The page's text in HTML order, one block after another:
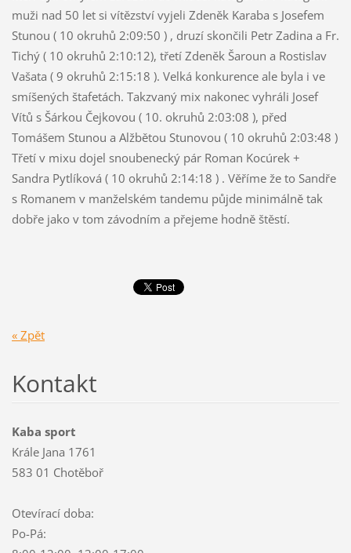
muži nad 50 let si vítězství vyjeli Zdeněk Karaba s Josefem
Stunou ( 10 okruhů 2:09:50 ) , druzí skončili Petr Zadina a Fr.
Tichý ( 10 okruhů 2:10:12), třetí Zdeněk Šaroun a Rostislav
Vašata ( 9 okruhů 2:15:18 ). Velká konkurence ale byla i ve
smíšených štafetách. Takzvaný mix nakonec vyhráli Josef
Vítů s Šárkou Čejkovou ( 10. okruhů 2:03:08 ), před
Tomášem Stunou a Alžbětou Stunovou ( 10 okruhů 2:03:48 )
Třetí v mixu dojel snoubenecký pár Roman Kocúrek +
Sandra Pytlíková ( 10 okruhů 2:14:18 ) . Věříme že to Sandře
s Romanem v manželském tandemu půjde minimálně tak
dobře jako v tom závodním a přejeme hodně štěstí.
« Zpět
Kontakt
Kaba sport
Krále Jana 1761
583 01 Chotěboř
Otevírací doba:
Po-Pá: